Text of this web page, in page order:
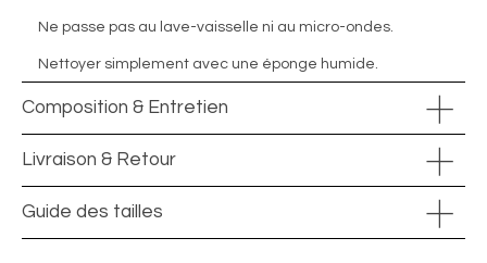
Ne passe pas au lave-vaisselle ni au micro-ondes.
Nettoyer simplement avec une éponge humide.
Composition & Entretien
Livraison & Retour
Guide des tailles